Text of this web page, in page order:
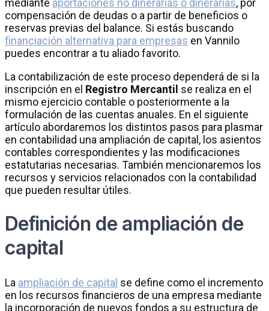
compensación de deudas o a partir de beneficios o
reservas previas del balance. Si estás buscando
financiación alternativa para empresas en Vannilo
puedes encontrar a tu aliado favorito.
La contabilización de este proceso dependerá de si la
inscripción en el Registro Mercantil se realiza en el
mismo ejercicio contable o posteriormente a la
formulación de las cuentas anuales. En el siguiente
artículo abordaremos los distintos pasos para plasmar
en contabilidad una ampliación de capital, los asientos
contables correspondientes y las modificaciones
estatutarias necesarias. También mencionaremos los
recursos y servicios relacionados con la contabilidad
que pueden resultar útiles.
Definición de ampliación de
capital
La ampliación de capital se define como el incremento
en los recursos financieros de una empresa mediante
la incorporación de nuevos fondos a su estructura de